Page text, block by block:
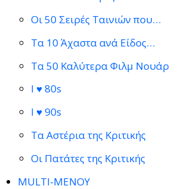
Οι 50 Σειρές Ταινιών που…
Τα 10 Άχαστα ανά Είδος…
Τα 50 Καλύτερα Φιλμ Νουάρ
I ♥ 80s
I ♥ 90s
Τα Αστέρια της Κριτικής
Οι Πατάτες της Κριτικής
MULTI-ΜΕΝΟΥ